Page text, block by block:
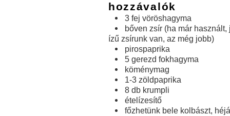
hozzávalók
3 fej vöröshagyma
bőven zsír (ha már használt,
ízű zsírunk van, az még jobb)
pirospaprika
5 gerezd fokhagyma
köménymag
1-3 zöldpaprika
8 db krumpli
ételízesítő
főzhetünk bele kolbászt,